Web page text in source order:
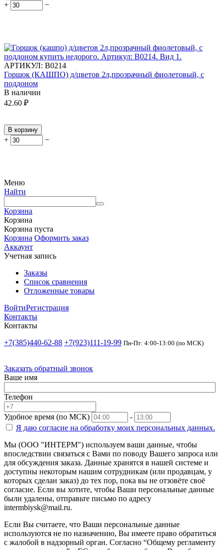
+ −
АРТИКУЛ: В0214
Горшок (КАШПО) д/цветов 2л,прозрачный фиолетовый, с
поддоном
В наличии
42.60 ₽
В корзину
+ −
Меню
Найти
Корзина
Корзина
Корзина пуста
Корзина Оформить заказ
Аккаунт
Учетная запись
Заказы
Список сравнения
Отложенные товары
ВойтиРегистрация
Контакты
Контакты
+7(385)440-62-88 +7(923)111-19-99 Пн-Пт: 4:00-13:00 (по МСК)
Заказать обратный звонок
Ваше имя
Телефон
Удобное время (по МСК)
-
Я даю согласие на обработку моих персональных данных.
Мы (ООО "ИНТЕРМ") используем ваши данные, чтобы
впоследствии связаться с Вами по поводу Вашего запроса или
для обсуждения заказа. Данные хранятся в нашей системе и
доступны некоторым нашим сотрудникам (или продавцам, у
которых сделан заказ) до тех пор, пока вы не отзовёте своё
согласие. Если вы хотите, чтобы Ваши персональные данные
были удалены, отправьте письмо по адресу
intermbiysk@mail.ru.
Если Вы считаете, что Ваши персональные данные
используются не по назначению, Вы имеете право обратиться
с жалобой в надзорный орган. Согласно “Общему регламенту